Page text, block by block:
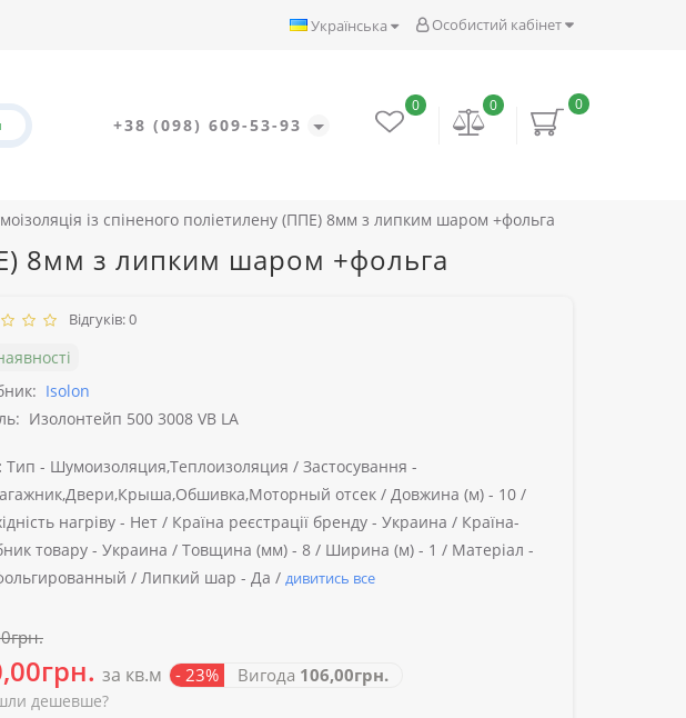
Особистий кабінет
Українська
+38 (098) 609-53-93
0
0
0
із спіненого поліетилену (ППЕ) 8мм з липким шаром +фольга
8мм з липким шаром +фольга
Відгуків: 0
Isolon
Изолонтейп 500 3008 VB LA
Тип - Шумоизоляция,Теплоизоляция / Застосування -
отсек / Довжина (м) - 10 /
нагріву - Нет / Країна реєстрації бренду - Украина / Країна-
товару - Украина / Товщина (мм) - 8 / Ширина (м) - 1 / Матеріал -
/ Липкий шар - Да / дивитись все
за кв.м - 23% Вигода 106,00грн.
дешевше?